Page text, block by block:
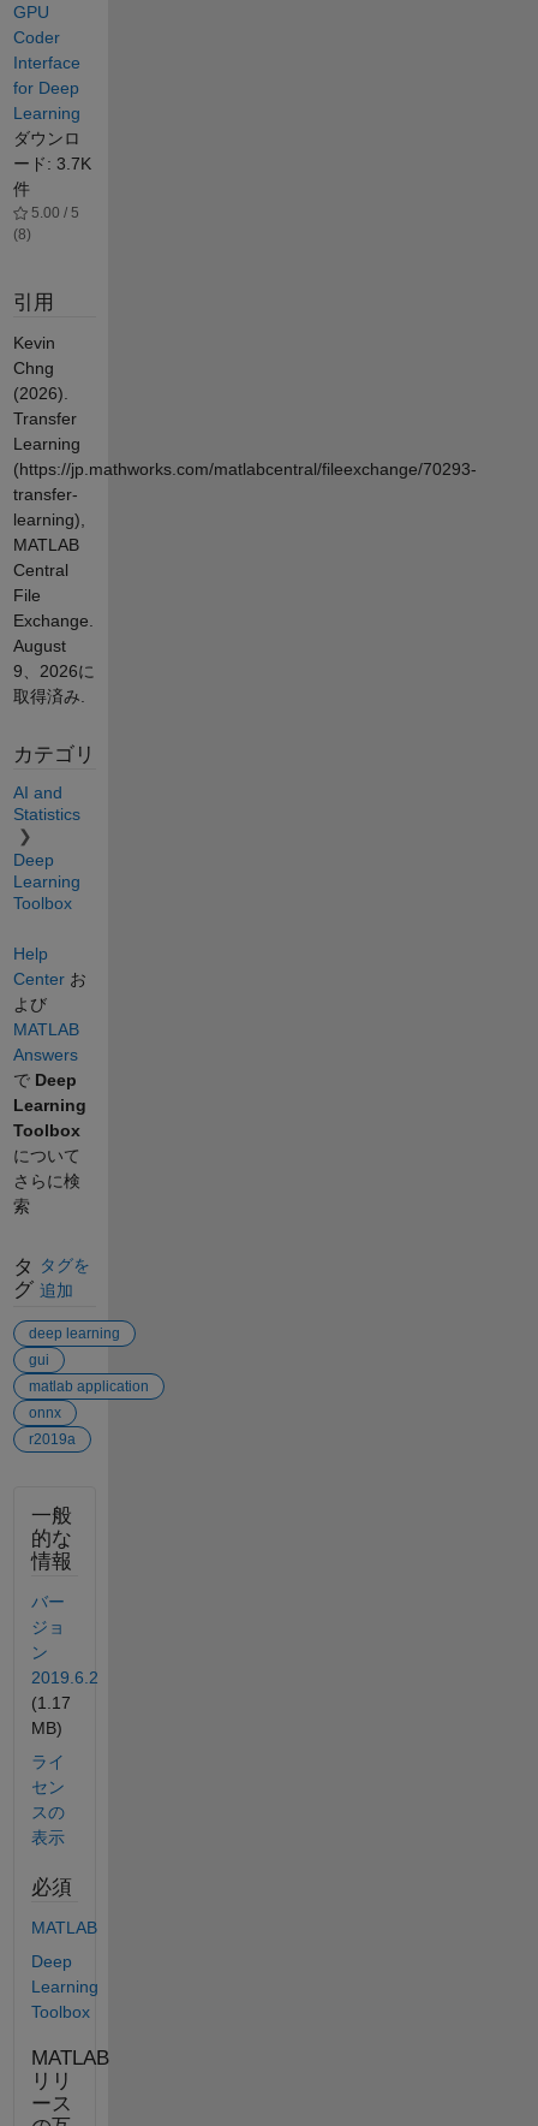
GPU
Coder
Interface
for Deep
Learning
ダウンロ
ード: 3.7K
件
5.00 / 5
(8)
引用
Kevin
Chng
(2026).
Transfer
Learning
(https://jp.mathworks.com/matlabcentral/fileexchange/70293-
transfer-
learning),
MATLAB
Central
File
Exchange.
August
9、2026に
取得済み.
カテゴリ
AI and
Statistics
Deep
Learning
Toolbox
Help
Centerお
よび
MATLAB
Answers
で Deep
Learning
Toolbox
について
さらに検
索
タ
グ
タグを
追加
deep learning
gui
matlab application
onnx
r2019a
一般
的な
情報
バー
ジョ
ン
2019.6.2
(1.17
MB)
ライ
セン
スの
表示
必須
MATLAB
Deep
Learning
Toolbox
MATLAB
リリ
ース